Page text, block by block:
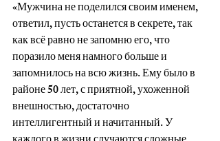
«Мужчина не поделился своим именем,
ответил, пусть останется в секрете, так
как всё равно не запомню его, что
поразило меня намного больше и
запомнилось на всю жизнь. Ему было в
районе 50 лет, с приятной, ухоженной
внешностью, достаточно
интеллигентный и начитанный. У